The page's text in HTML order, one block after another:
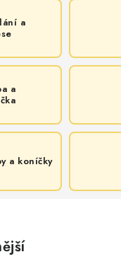
a
a
a koníčky